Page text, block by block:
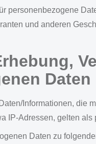
personenbezogene
und anderen
Daten
Informationen, die
IP-Adressen, gelten
Daten zu